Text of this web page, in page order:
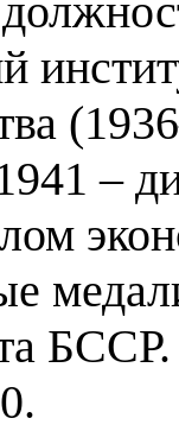
–
БССР.